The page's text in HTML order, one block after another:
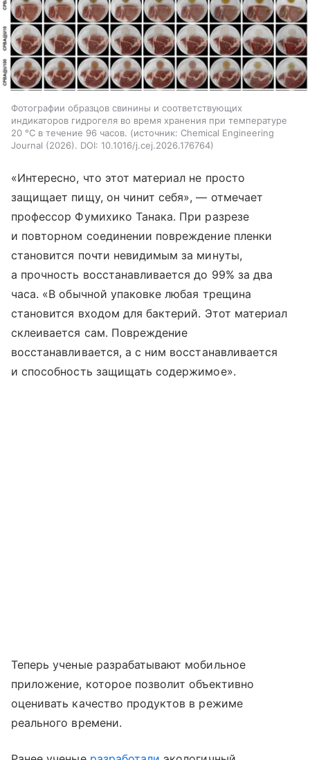
Фотографии образцов свинины и соответствующих
индикаторов гидрогеля во время хранения при температуре
20 °C в течение 96 часов.
источник: Chemical Engineering
Journal (2026). DOI: 10.1016/j.cej.2026.176764
«Интересно, что этот материал не просто
защищает пищу, он чинит себя», — отмечает
профессор Фумихико Танака. При разрезе
и повторном соединении повреждение пленки
становится почти невидимым за минуты,
а прочность восстанавливается до 99% за два
часа. «В обычной упаковке любая трещина
становится входом для бактерий. Этот материал
склеивается сам. Повреждение
восстанавливается, а с ним восстанавливается
и способность защищать содержимое».
Теперь ученые разрабатывают мобильное
приложение, которое позволит объективно
оценивать качество продуктов в режиме
реального времени.